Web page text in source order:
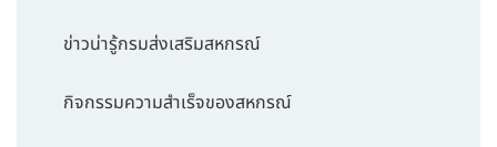
ข่าวน่ารู้กรมส่งเสริมสหกรณ์
กิจกรรมความสำเร็จของสหกรณ์